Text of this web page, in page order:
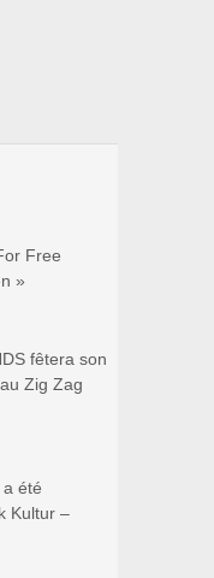
Free
»
fêtera son
Zig Zag
été
Kultur –